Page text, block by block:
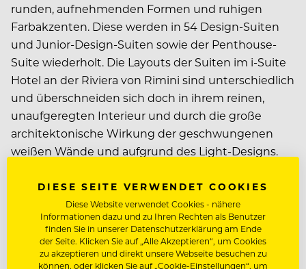
runden, aufnehmenden Formen und ruhigen
Farbakzenten. Diese werden in 54 Design-Suiten
und Junior-Design-Suiten sowie der Penthouse-
Suite wiederholt. Die Layouts der Suiten im i-Suite
Hotel an der Riviera von Rimini sind unterschiedlich
und überschneiden sich doch in ihrem reinen,
unaufgeregten Interieur und durch die große
architektonische Wirkung der geschwungenen
weißen Wände und aufgrund des Light-Designs.
und der Sauna-Bereich mitten in der Party-
Metropole Rimini einen Ort der Ruhe. Im
Erdgeschoss befindet sich das Restaurant i-Fame
mit lokalen, saisonalen und vegetarischen
Gerichten vom italienischen Küchenchef Daniele
DIESE SEITE VERWENDET COOKIES
Diese Website verwendet Cookies - nähere
Informationen dazu und zu Ihren Rechten als Benutzer
finden Sie in unserer Datenschutzerklärung am Ende
der Seite. Klicken Sie auf „Alle Akzeptieren“, um Cookies
zu akzeptieren und direkt unsere Webseite besuchen zu
können, oder klicken Sie auf „Cookie-Einstellungen“, um